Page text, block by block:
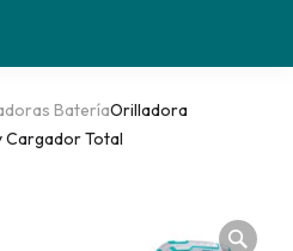
BateríaOrilladora
Cargador Total